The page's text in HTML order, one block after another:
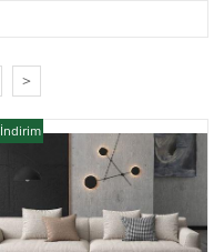
>
İndirim